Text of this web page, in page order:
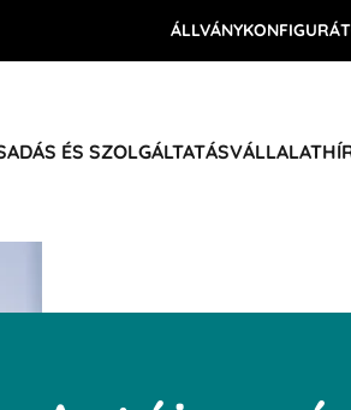
ÉS SZOLGÁLTATÁSVÁLLALAT